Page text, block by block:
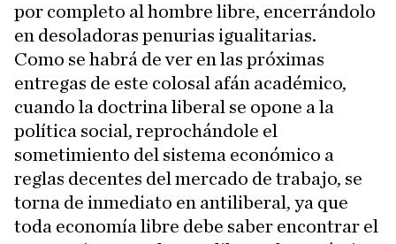
por completo al hombre libre, encerrándolo
en desoladoras penurias igualitarias.
Como se habrá de ver en las próximas
entregas de este colosal afán académico,
cuando la doctrina liberal se opone a la
política social, reprochándole el
sometimiento del sistema económico a
reglas decentes del mercado de trabajo, se
torna de inmediato en antiliberal, ya que
toda economía libre debe saber encontrar el